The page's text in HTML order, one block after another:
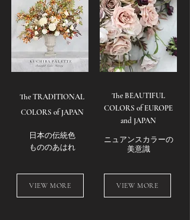
The TRADITIONAL
COLORS of JAPAN
日本の伝統色
もののあはれ
The BEAUTIFUL
COLORS of EUROPE
and JAPAN
ニュアンスカラーの
​美意識
VIEW MORE VIEW MORE